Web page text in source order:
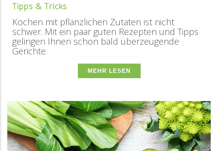
Tipps & Tricks
Kochen mit pflanzlichen Zutaten ist nicht
schwer. Mit ein paar guten Rezepten und Tipps
gelingen Ihnen schon bald überzeugende
Gerichte.
MEHR LESEN